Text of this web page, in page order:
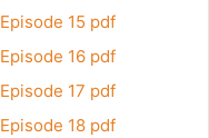
Episode 15 pdf
Episode 16 pdf
Episode 17 pdf
Episode 18 pdf